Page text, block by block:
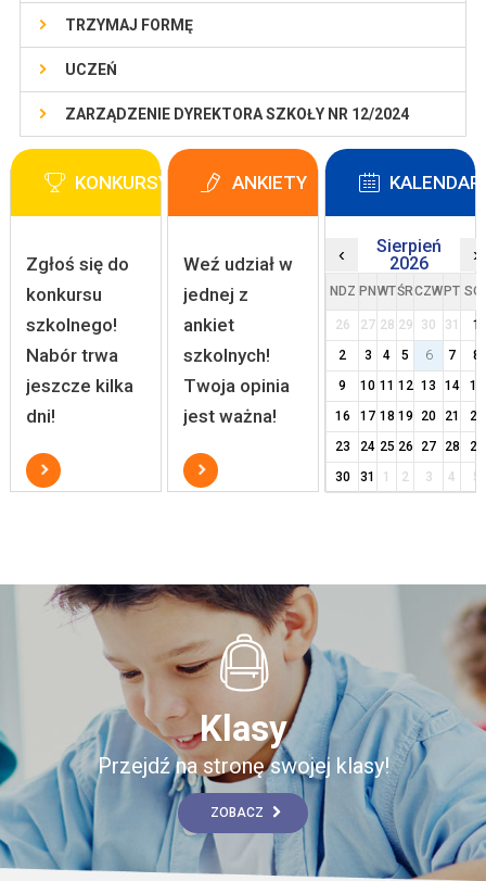
TRZYMAJ FORMĘ
UCZEŃ
ZARZĄDZENIE DYREKTORA SZKOŁY NR 12/2024
KONKURSY
Zgłoś się do
konkursu
szkolnego!
Nabór trwa
jeszcze kilka
dni!
ANKIETY
Weź udział w
jednej z
ankiet
szkolnych!
Twoja opinia
jest ważna!
‹
Sierpień
2026
›
NDZ PN WTŚRCZW PT
26 27 28 29 30 31
1
2
3 4 5 6 7
8
9
10 11 12 13 14
15
16
17 18 19 20 21
22
23
24 25 26 27 28
29
30
31 1 2 3 4 5
Klasy
Przejdź na stronę swojej klasy!
ZOBACZ